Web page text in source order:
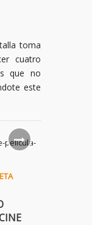
toma
cuatro
que no
este